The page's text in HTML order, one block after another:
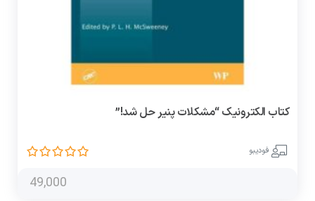
کتاب الکترونیک “مشکلات پنیر حل شد!”
فودیبو
49,000